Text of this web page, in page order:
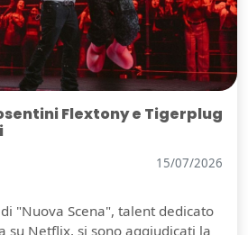
Flextony e Tigerplug
15/07/2026
"Nuova Scena", talent dedicato
su Netflix, si sono aggiudicati la